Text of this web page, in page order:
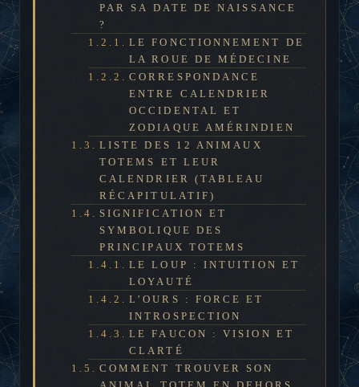
PAR SA DATE DE NAISSANCE
?
LE FONCTIONNEMENT DE
LA ROUE DE MÉDECINE
CORRESPONDANCE
ENTRE CALENDRIER
OCCIDENTAL ET
ZODIAQUE AMÉRINDIEN
LISTE DES 12 ANIMAUX
TOTEMS ET LEUR
CALENDRIER (TABLEAU
RÉCAPITULATIF)
SIGNIFICATION ET
SYMBOLIQUE DES
PRINCIPAUX TOTEMS
LE LOUP : INTUITION ET
LOYAUTÉ
L’OURS : FORCE ET
INTROSPECTION
LE FAUCON : VISION ET
CLARTÉ
COMMENT TROUVER SON